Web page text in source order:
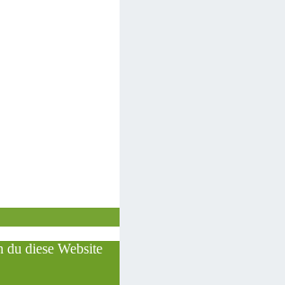
diese Website